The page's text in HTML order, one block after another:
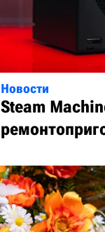
Новости
Steam